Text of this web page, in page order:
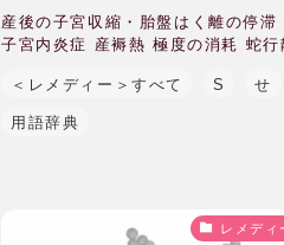
産後の子宮収縮・胎盤はく離の停滞
子宮内炎症 産褥熱 極度の消耗 蛇行
＜レメディー＞すべて S せ
用語辞典
レメディ